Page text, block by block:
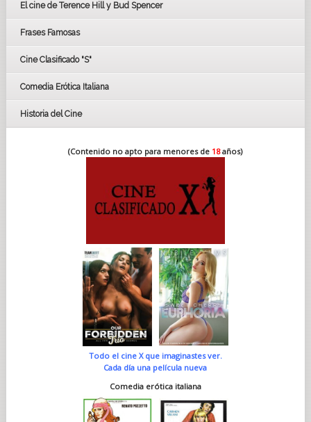
BAFTA
El cine de Terence Hill y Bud Spencer
Frases Famosas
Cine Clasificado "S"
Comedia Erótica Italiana
Historia del Cine
(Contenido no apto para menores de 18años)
Todo el cine X que imaginastes ver.
Cada día una película nueva
Comedia erótica italiana